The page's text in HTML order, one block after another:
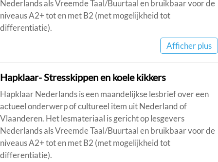
Nederlands als Vreemde Taal/Buurtaal en bruikbaar voor de
niveaus A2+ tot en met B2 (met mogelijkheid tot
differentiatie).
Afficher plus
Hapklaar- Stresskippen en koele kikkers
Hapklaar Nederlands is een maandelijkse lesbrief over een
actueel onderwerp of cultureel item uit Nederland of
Vlaanderen. Het lesmateriaal is gericht op lesgevers
Nederlands als Vreemde Taal/Buurtaal en bruikbaar voor de
niveaus A2+ tot en met B2 (met mogelijkheid tot
differentiatie).